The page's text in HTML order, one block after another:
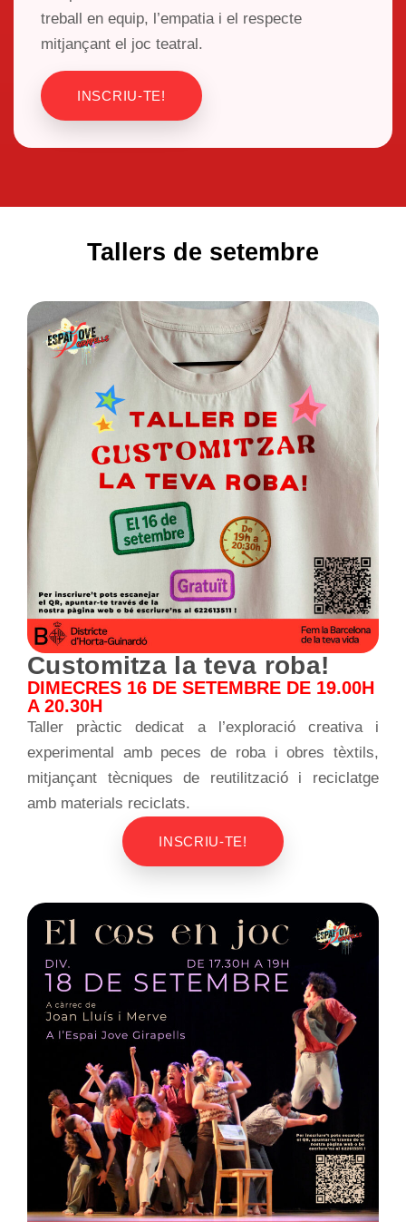
treball en equip, l’empatia i el respecte
mitjançant el joc teatral.
INSCRIU-TE!
Tallers de setembre
Customitza la teva roba!
DIMECRES 16 DE SETEMBRE DE 19.00H
A 20.30H
Taller pràctic dedicat a l’exploració creativa i
experimental amb peces de roba i obres tèxtils,
mitjançant tècniques de reutilització i reciclatge
amb materials reciclats.
INSCRIU-TE!